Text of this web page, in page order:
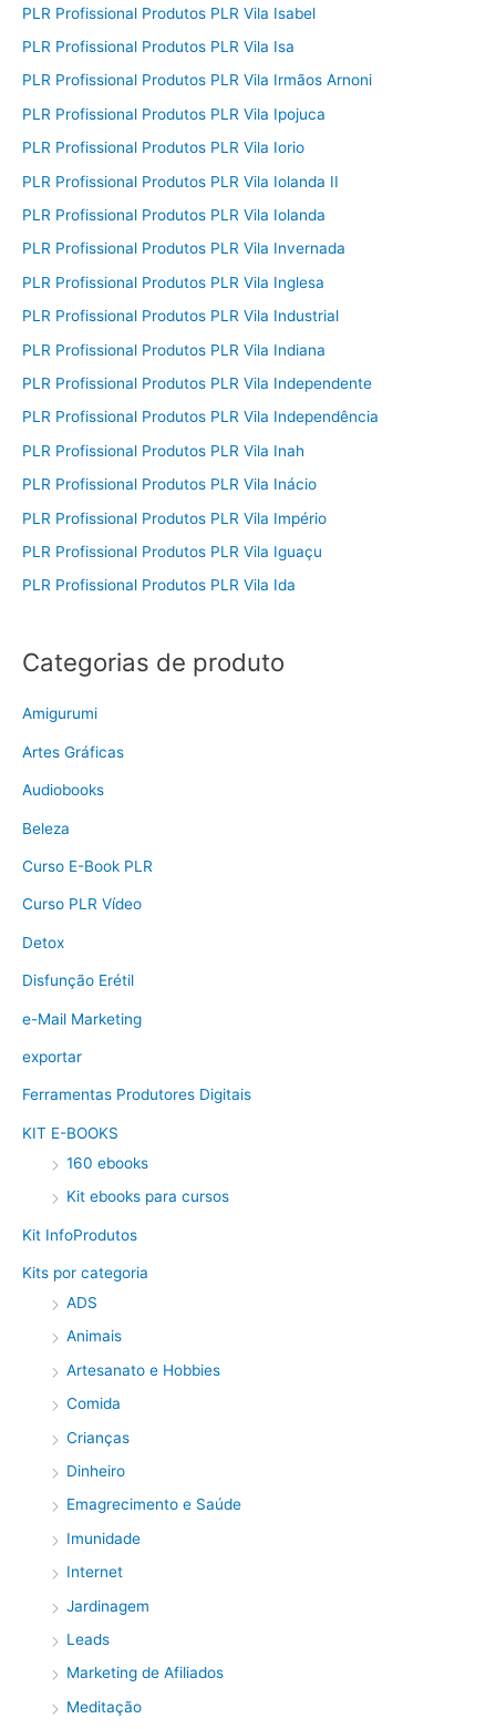
PLR Profissional Produtos PLR Vila Isabel
PLR Profissional Produtos PLR Vila Isa
PLR Profissional Produtos PLR Vila Irmãos Arnoni
PLR Profissional Produtos PLR Vila Ipojuca
PLR Profissional Produtos PLR Vila Iorio
PLR Profissional Produtos PLR Vila Iolanda II
PLR Profissional Produtos PLR Vila Iolanda
PLR Profissional Produtos PLR Vila Invernada
PLR Profissional Produtos PLR Vila Inglesa
PLR Profissional Produtos PLR Vila Industrial
PLR Profissional Produtos PLR Vila Indiana
PLR Profissional Produtos PLR Vila Independente
PLR Profissional Produtos PLR Vila Independência
PLR Profissional Produtos PLR Vila Inah
PLR Profissional Produtos PLR Vila Inácio
PLR Profissional Produtos PLR Vila Império
PLR Profissional Produtos PLR Vila Iguaçu
PLR Profissional Produtos PLR Vila Ida
Categorias de produto
Amigurumi
Artes Gráficas
Audiobooks
Beleza
Curso E-Book PLR
Curso PLR Vídeo
Detox
Disfunção Erétil
e-Mail Marketing
exportar
Ferramentas Produtores Digitais
KIT E-BOOKS
160 ebooks
Kit ebooks para cursos
Kit InfoProdutos
Kits por categoria
ADS
Animais
Artesanato e Hobbies
Comida
Crianças
Dinheiro
Emagrecimento e Saúde
Imunidade
Internet
Jardinagem
Leads
Marketing de Afiliados
Meditação